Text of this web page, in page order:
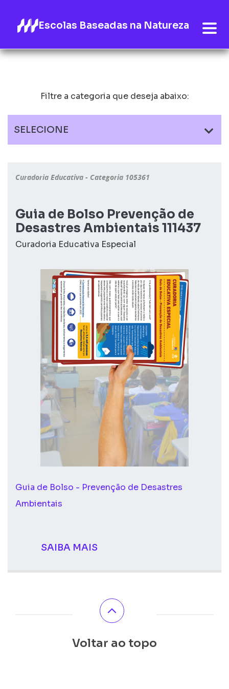
Escolas Baseadas na Natureza
Filtre a categoria que deseja abaixo:
SELECIONE
Curadoria Educativa - Categoria 105361
Guia de Bolso Prevenção de
Desastres Ambientais 111437
Curadoria Educativa Especial
Guia de Bolso - Prevenção de Desastres
Ambientais
SAIBA MAIS
Voltar ao topo